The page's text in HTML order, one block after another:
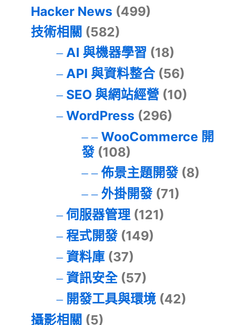
Hacker News (499)
技術相關 (582)
AI 與機器學習 (18)
API 與資料整合(56)
SEO 與網站經營 (10)
WordPress (296)
WooCommerce 開
發(108)
佈景主題開發(8)
外掛開發(71)
伺服器管理(121)
程式開發(149)
資料庫(37)
資訊安全(57)
開發工具與環境(42)
攝影相關 (5)